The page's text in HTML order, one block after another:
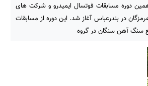
دوره مسابقات فوتسال ایمیدرو و شرکت های
فولاد هرمزگان در بندرعباس آغاز شد. این دوره از مسابقات